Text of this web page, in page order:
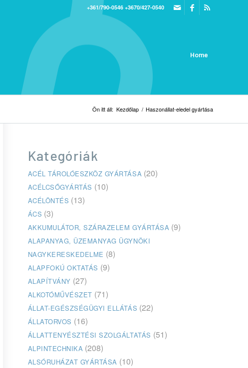
+361/790-0546 +3670/427-0540
Home
Ön itt áll: Kezdőlap / Haszonállat-eledel gyártása
Kategóriák
ACÉL TÁROLÓESZKÖZ GYÁRTÁSA (20)
ACÉLCSŐGYÁRTÁS (10)
ACÉLÖNTÉS (13)
ÁCS (3)
AKKUMULÁTOR, SZÁRAZELEM GYÁRTÁSA (9)
ALAPANYAG, ÜZEMANYAG ÜGYNÖKI
NAGYKERESKEDELME (8)
ALAPFOKÚ OKTATÁS (9)
ALAPÍTVÁNY (27)
ALKOTÓMŰVÉSZET (71)
ÁLLAT-EGÉSZSÉGÜGYI ELLÁTÁS (22)
ÁLLATORVOS (16)
ÁLLATTENYÉSZTÉSI SZOLGÁLTATÁS (51)
ALPINTECHNIKA (208)
ALSÓRUHÁZAT GYÁRTÁSA (10)